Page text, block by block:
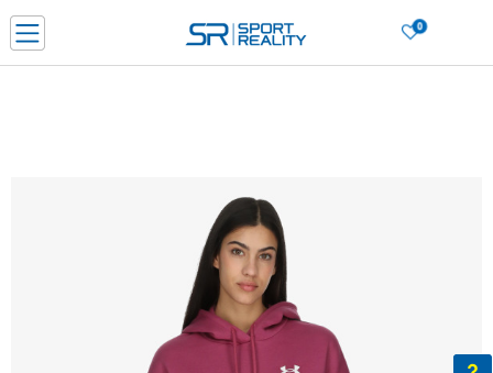
0
ДОЗНАЈ ПОВЕЌЕ
Ценовник
ДОЗНАЈ ПОВЕЌЕ